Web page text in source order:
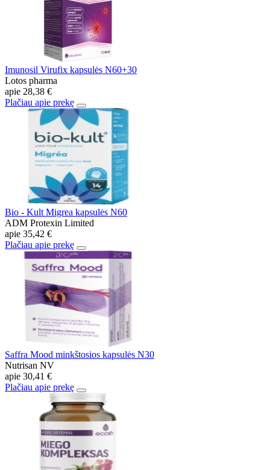
Imunosil Virufix kapsulės N60+30
Lotos pharma
apie 28,38 €
Plačiau apie prekę
Bio - Kult Migrea kapsulės N60
ADM Protexin Limited
apie 35,42 €
Plačiau apie prekę
Saffra Mood minkštosios kapsulės N30
Nutrisan NV
apie 30,41 €
Plačiau apie prekę